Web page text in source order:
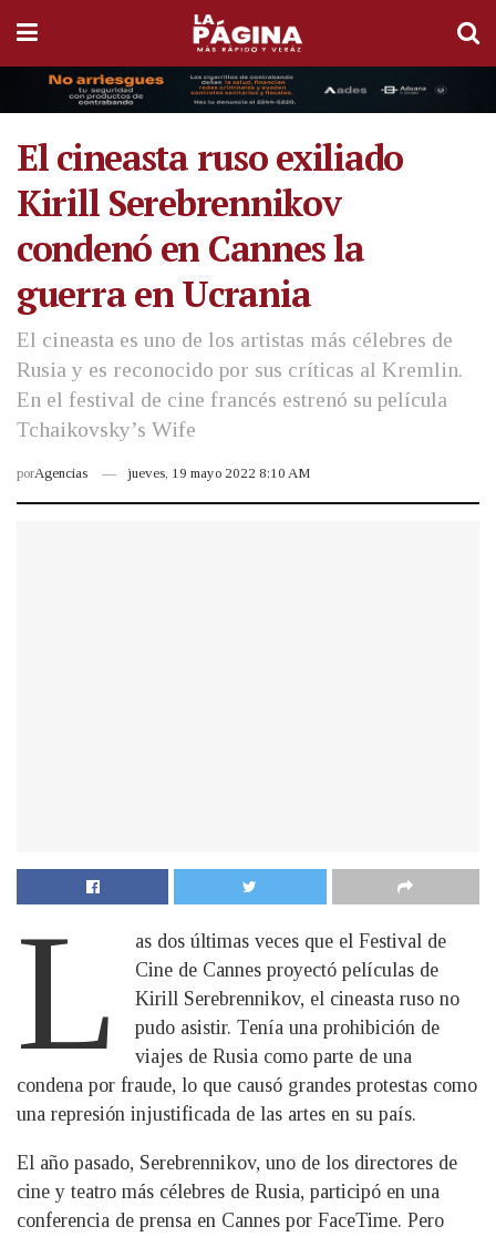
El cineasta ruso exiliado
Kirill Serebrennikov
condenó en Cannes la
guerra en Ucrania
El cineasta es uno de los artistas más célebres de
Rusia y es reconocido por sus críticas al Kremlin.
En el festival de cine francés estrenó su película
Tchaikovsky’s Wife
porAgencias jueves, 19 mayo 2022 8:10 AM
L
as dos últimas veces que el Festival de
Cine de Cannes proyectó películas de
Kirill Serebrennikov, el cineasta ruso no
pudo asistir. Tenía una prohibición de
viajes de Rusia como parte de una
condena por fraude, lo que causó grandes protestas como
una represión injustificada de las artes en su país.
El año pasado, Serebrennikov, uno de los directores de
cine y teatro más célebres de Rusia, participó en una
conferencia de prensa en Cannes por FaceTime. Pero